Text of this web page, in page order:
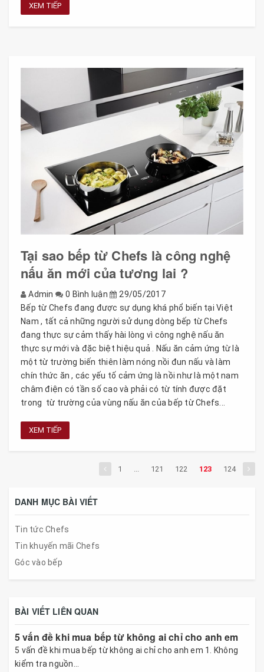
XEM TIẾP
Tại sao bếp từ Chefs là công nghệ
nấu ăn mới của tương lai ?
Admin 0 Bình luận
29/05/2017
Bếp từ Chefs đang được sự dụng khá phổ biến tại Việt
Nam , tất cả những người sử dụng dòng bếp từ Chefs
đang thực sự cảm thấy hài lòng vì công nghệ nấu ăn
thực sự mới và đặc biệt hiệu quả . Nấu ăn cảm ứng từ là
một từ trường biến thiên làm nóng nồi đun nấu và làm
chín thức ăn , các yếu tố cảm ứng là nồi như là một nam
châm điện có tần số cao và phải có từ tính được đặt
trong từ trường của vùng nấu ăn của bếp từ Chefs...
XEM TIẾP
1 ... 121 122 123 124
DANH MỤC BÀI VIẾT
Tin tức Chefs
Tin khuyến mãi Chefs
Góc vào bếp
BÀI VIẾT LIÊN QUAN
5 vấn đề khi mua bếp từ không ai chỉ cho anh em
5 vấn đề khi mua bếp từ không ai chỉ cho anh em 1. Không
kiểm tra nguồn...